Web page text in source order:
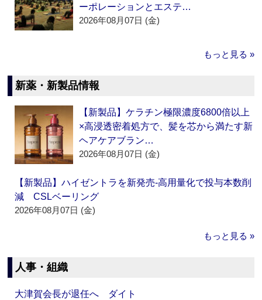
ーポレーションとエステ…
2026年08月07日 (金)
もっと見る »
新薬・新製品情報
【新製品】ケラチン極限濃度6800倍以上
×高浸透密着処方で、髪を芯から満たす新
ヘアケアブラン…
2026年08月07日 (金)
【新製品】ハイゼントラを新発売‐高用量化で投与本数削
減 CSLベーリング
2026年08月07日 (金)
もっと見る »
人事・組織
大津賀会長が退任へ ダイト